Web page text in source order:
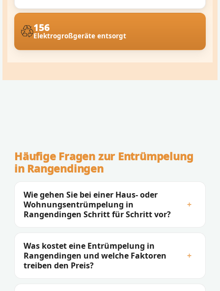
156
Elektrogroßgeräte entsorgt
Häufige Fragen zur Entrümpelung
in Rangendingen
Wie gehen Sie bei einer Haus- oder
Wohnungsentrümpelung in
Rangendingen Schritt für Schritt vor?
+
Was kostet eine Entrümpelung in
Rangendingen und welche Faktoren
treiben den Preis?
+